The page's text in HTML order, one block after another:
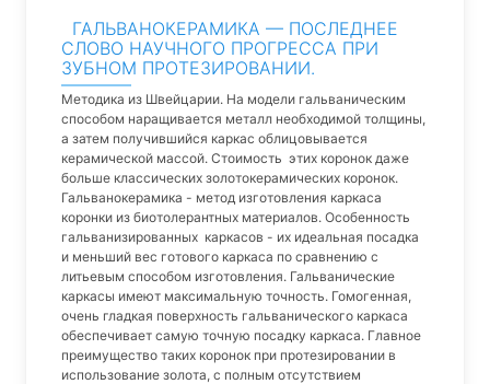
ГАЛЬВАНОКЕРАМИКА — ПОСЛЕДНЕЕ
СЛОВО НАУЧНОГО ПРОГРЕССА ПРИ
ЗУБНОМ ПРОТЕЗИРОВАНИИ.
Методика из Швейцарии. На модели гальваническим
способом наращивается металл необходимой толщины,
а затем получившийся каркас облицовывается
керамической массой. Стоимость этих коронок даже
больше классических золотокерамических коронок.
Гальванокерамика - метод изготовления каркаса
коронки из биотолерантных материалов. Особенность
гальванизированных каркасов - их идеальная посадка
и меньший вес готового каркаса по сравнению с
литьевым способом изготовления. Гальванические
каркасы имеют максимальную точность. Гомогенная,
очень гладкая поверхность гальванического каркаса
обеспечивает самую точную посадку каркаса. Главное
преимущество таких коронок при протезировании в
использование золота, с полным отсутствием